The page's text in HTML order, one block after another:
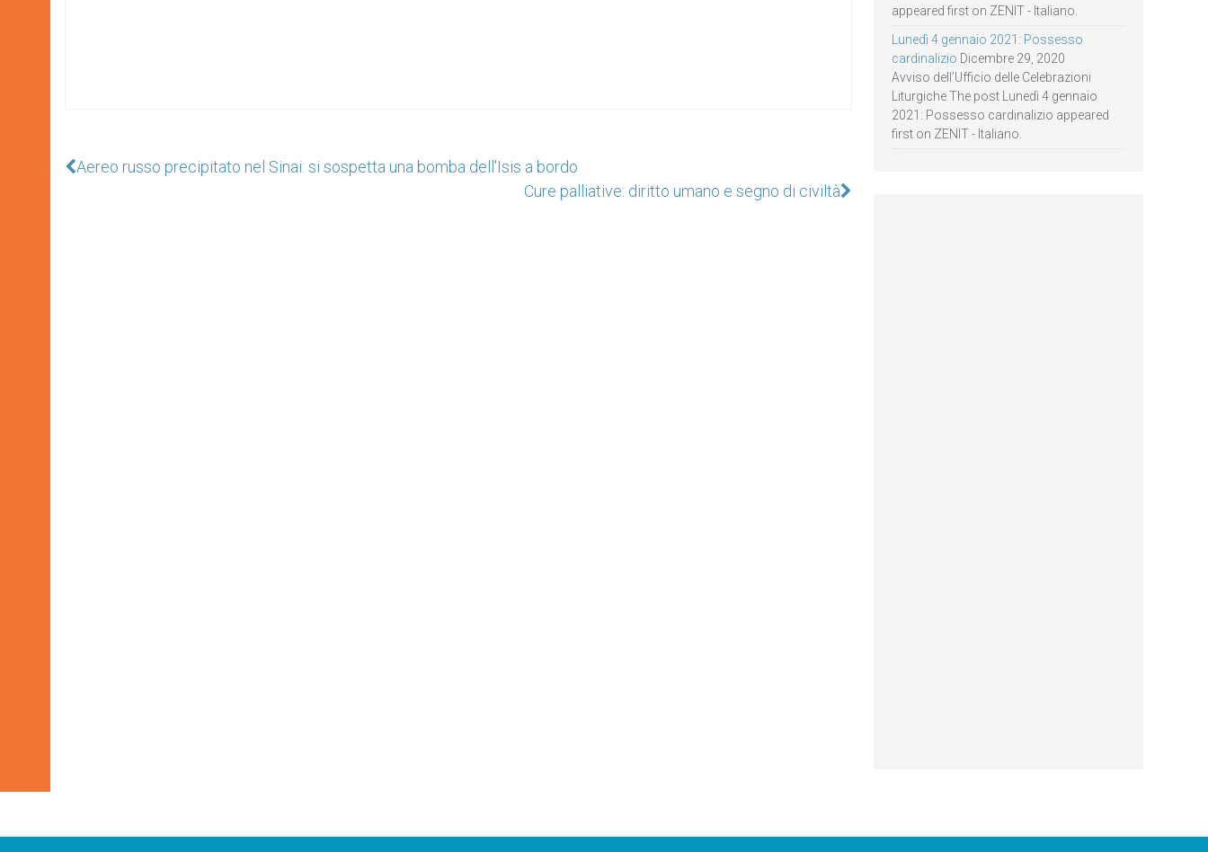
Aereo russo precipitato nel Sinai: si sospetta una bomba dell'Isis a bordo
Cure palliative: diritto umano e segno di civiltà
appeared first on ZENIT - Italiano.
Lunedì 4 gennaio 2021: Possesso
cardinalizio Dicembre 29, 2020
Avviso dell’Ufficio delle Celebrazioni
Liturgiche The post Lunedì 4 gennaio
2021: Possesso cardinalizio appeared
first on ZENIT - Italiano.